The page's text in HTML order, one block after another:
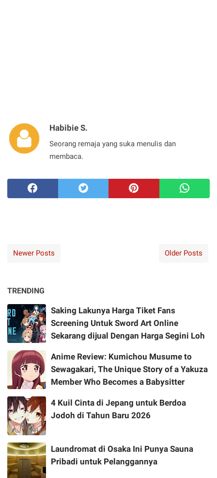
Habibie S.
Seorang remaja yang suka menulis dan
membaca.
Newer Posts Older Posts
TRENDING
Saking Lakunya Harga Tiket Fans
Screening Untuk Sword Art Online
Sekarang dijual Dengan Harga Segini Loh
Anime Review: Kumichou Musume to
Sewagakari, The Unique Story of a Yakuza
Member Who Becomes a Babysitter
4 Kuil Cinta di Jepang untuk Berdoa
Jodoh di Tahun Baru 2026
Laundromat di Osaka Ini Punya Sauna
Pribadi untuk Pelanggannya